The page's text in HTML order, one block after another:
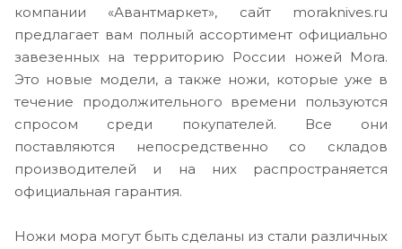
компании «Авантмаркет», сайт moraknives.ru
предлагает вам полный ассортимент официально
завезенных на территорию России ножей Mora.
Это новые модели, а также ножи, которые уже в
течение продолжительного времени пользуются
спросом среди покупателей. Все они
поставляются непосредственно со складов
производителей и на них распространяется
официальная гарантия.
Ножи мора могут быть сделаны из стали различных